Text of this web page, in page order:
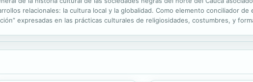
relacionales: la cultura local y la globalidad. Como elemento conciliador
expresadas en las prácticas culturales de religiosidades, costumbres, y